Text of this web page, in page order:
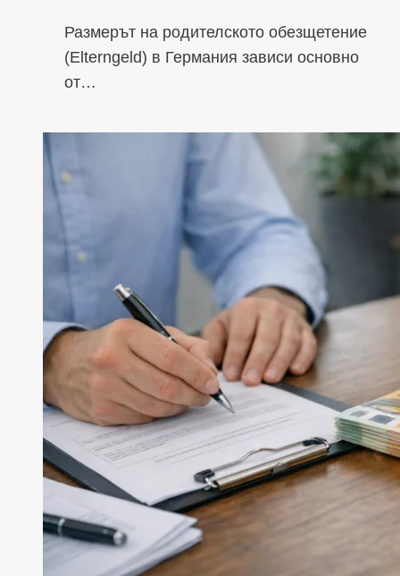
Размерът на родителското обезщетение
(Elterngeld) в Германия зависи основно
от…